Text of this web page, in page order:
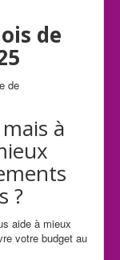
de
de
à
?
aide à mieux
votre budget au